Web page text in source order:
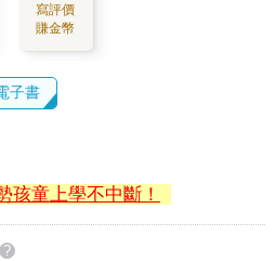
寫評價
賺金幣
子書
孩童上學不中斷！
?